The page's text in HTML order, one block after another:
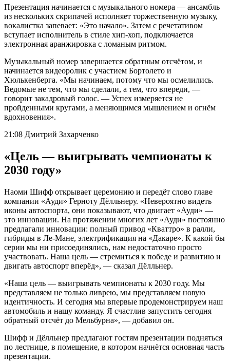
Презентация начинается с музыкального номера — ансамбль
из нескольких скрипачей исполняет торжественную музыку,
вокалистка запевает: «Это начало». Затем с речетативом
вступает исполнитель в стиле хип-хоп, подключается
электронная аранжировка с ломаным ритмом.
Музыкальный номер завершается обратным отсчётом, и
начинается видеоролик с участием Бортолето и
Хюлькенберга. «Мы начинаем, потому что мы осмелились.
Ведомые не тем, что мы сделали, а тем, что впереди, —
говорит закадровый голос. — Успех измеряется не
пройденными кругами, а меняющимся мышлением и огнём
вдохновения».
21:08 Дмитрий Захарченко
«Цель — выигрывать чемпионаты к
2030 году»
Наоми Шифф открывает церемонию и передёт слово главе
компании «Ауди» Герноту Дёлльнеру. «Невероятно видеть
иконы автоспорта, они показывают, что двигает «Ауди» —
это инновации. На протяжении многих лет «Ауди» постоянно
предлагали инновации: полный привод «Кваттро» в ралли,
гибриды в Ле-Мане, электрификация на «Дакаре». К какой бы
серии мы ни присоединялись, нам недостаточно просто
участвовать. Наша цель — стремиться к победе и развитию и
двигать автоспорт вперёд», — сказал Дёлльнер.
«Наша цель — выигрывать чемпионаты к 2030 году. Мы
представляем не только ливрею, мы представляем новую
идентичность. И сегодня мы впервые продемонстрируем наш
автомобиль и нашу команду. Я счастлив запустить сегодня
обратный отсчёт до Мельбурна», — добавил он.
Шифф и Дёлльнер предлагают гостям презентации подняться
по лестнице, в помещение, в котором начнётся основная часть
презентации.